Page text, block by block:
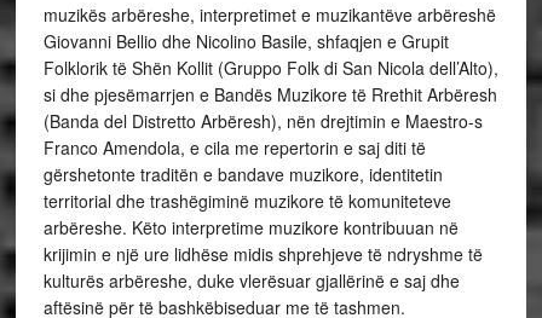
muzikës arbëreshe, interpretimet e muzikantëve arbëreshë
Giovanni Bellio dhe Nicolino Basile, shfaqjen e Grupit
Folklorik të Shën Kollit (Gruppo Folk di San Nicola dell’Alto),
si dhe pjesëmarrjen e Bandës Muzikore të Rrethit Arbëresh
(Banda del Distretto Arbëresh), nën drejtimin e Maestro-s
Franco Amendola, e cila me repertorin e saj diti të
gërshetonte traditën e bandave muzikore, identitetin
territorial dhe trashëgiminë muzikore të komuniteteve
arbëreshe. Këto interpretime muzikore kontribuuan në
krijimin e një ure lidhëse midis shprehjeve të ndryshme të
kulturës arbëreshe, duke vlerësuar gjallërinë e saj dhe
aftësinë për të bashkëbiseduar me të tashmen.